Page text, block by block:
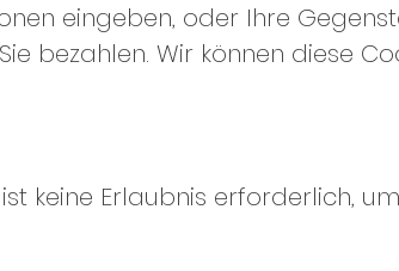
eingeben, oder Ihre
bezahlen. Wir können diese
keine Erlaubnis erforderlich,